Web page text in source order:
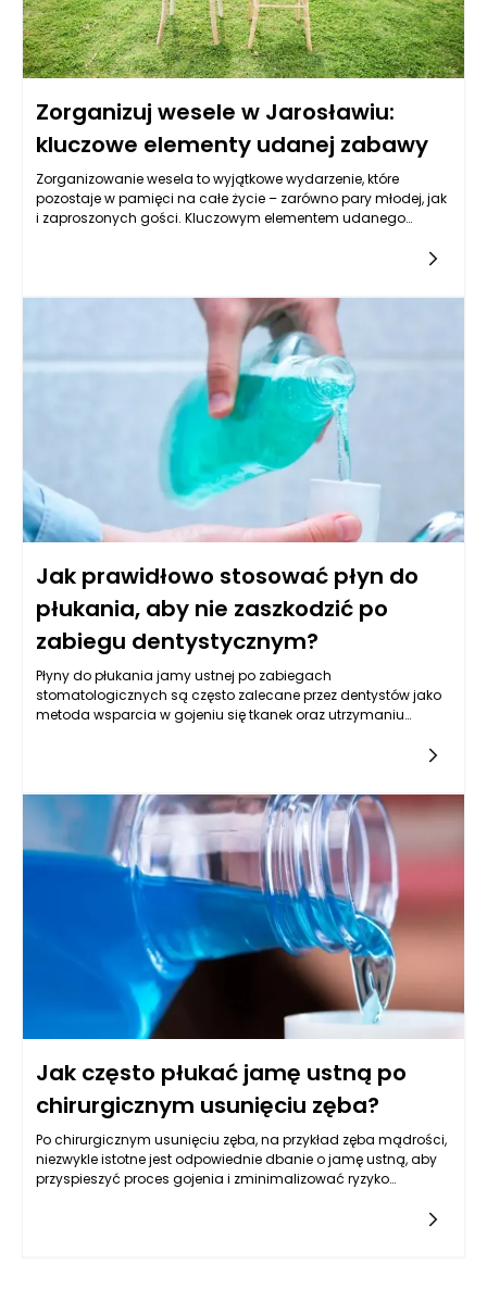
Zorganizuj wesele w Jarosławiu:
kluczowe elementy udanej zabawy
Zorganizowanie wesela to wyjątkowe wydarzenie, które
pozostaje w pamięci na całe życie – zarówno pary młodej, jak
i zaproszonych gości. Kluczowym elementem udanego
krajobrazy oraz gościnność lokalnej społeczności. W
Jarosławiu znajduje się wiele pięknych sal weselnych –
zarówno nowoczesnych, jak i tych z klimatem dawnej
architektury – co pozwala każdej parze znaleźć coś
dopasowanego do swojego stylu. Profesjonalna obsługa,
elastyczne podejście do potrzeb klientów oraz możliwość
indywidualnej aranżacji wnętrz sprawiają, że wesela w
Jarosławiu nabierają niepowtarzalnego charakteru i klasy.
Warto też podkreślić, że wiele obiektów oferuje kompleksową
organizację wesela – od noclegów, przez dekoracje, aż po
catering – co zdecydowanie ułatwia logistykę i sprawia, że ten
dzień przebiega bez zbędnego stresu.
Jak prawidłowo stosować płyn do
płukania, aby nie zaszkodzić po
zabiegu dentystycznym?
Płyny do płukania jamy ustnej po zabiegach
stomatologicznych są często zalecane przez dentystów jako
metoda wsparcia w gojeniu się tkanek oraz utrzymaniu
stosowanie może prowadzić do różnych powikłań, takich jak
jak prawidłowo używać tych preparatów i w jakich
okolicznościach będą one najbardziej skuteczne.
Jak często płukać jamę ustną po
chirurgicznym usunięciu zęba?
Po chirurgicznym usunięciu zęba, na przykład zęba mądrości,
niezwykle istotne jest odpowiednie dbanie o jamę ustną, aby
przyspieszyć proces gojenia i zminimalizować ryzyko
procesie, jednak zaleca się, aby nie robić tego zbyt intensywnie